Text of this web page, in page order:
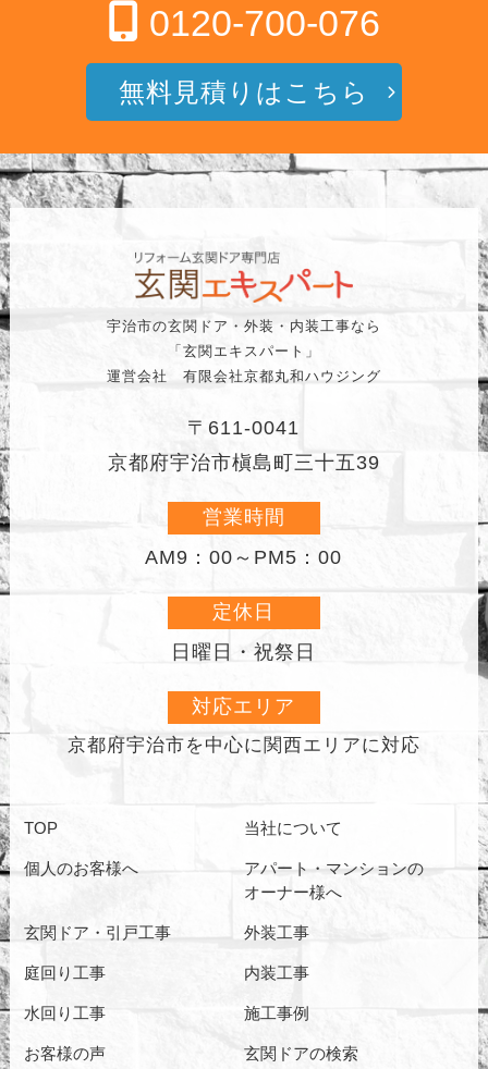
0120-700-076
無料見積りはこちら
宇治市の玄関ドア・外装・内装工事なら
「玄関エキスパート」
運営会社 有限会社京都丸和ハウジング
〒611-0041
京都府宇治市槇島町三十五39
営業時間
AM9：00～PM5：00
定休日
日曜日・祝祭日
対応エリア
京都府宇治市を中心に関西エリアに対応
TOP 当社について
個人のお客様へ
アパート・マンションの
オーナー様へ
玄関ドア・引戸工事 外装工事
庭回り工事 内装工事
水回り工事 施工事例
お客様の声 玄関ドアの検索